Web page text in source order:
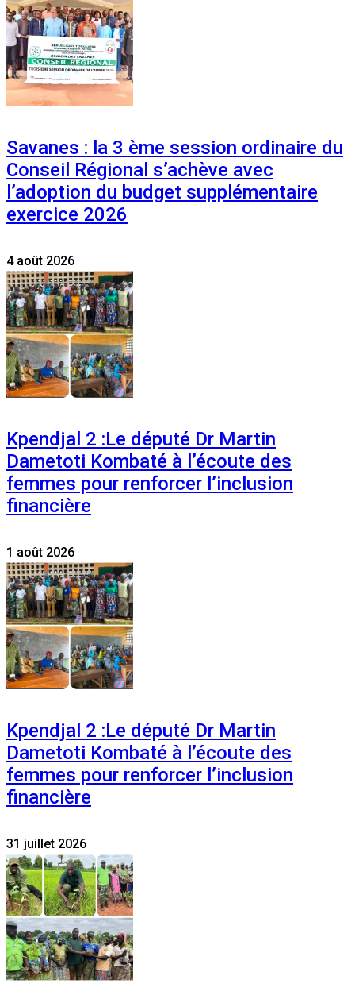
Savanes : la 3 ème session ordinaire du
Conseil Régional s’achève avec
l’adoption du budget supplémentaire
exercice 2026
4 août 2026
Kpendjal 2 :Le député Dr Martin
Dametoti Kombaté à l’écoute des
femmes pour renforcer l’inclusion
financière
1 août 2026
Kpendjal 2 :Le député Dr Martin
Dametoti Kombaté à l’écoute des
femmes pour renforcer l’inclusion
financière
31 juillet 2026